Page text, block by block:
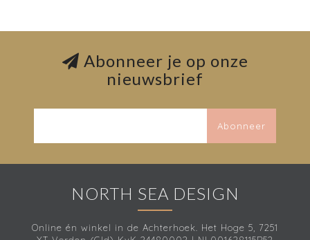
Abonneer je op onze
nieuwsbrief
Abonneer
NORTH SEA DESIGN
Online én winkel in de Achterhoek. Het Hoge 5, 7251